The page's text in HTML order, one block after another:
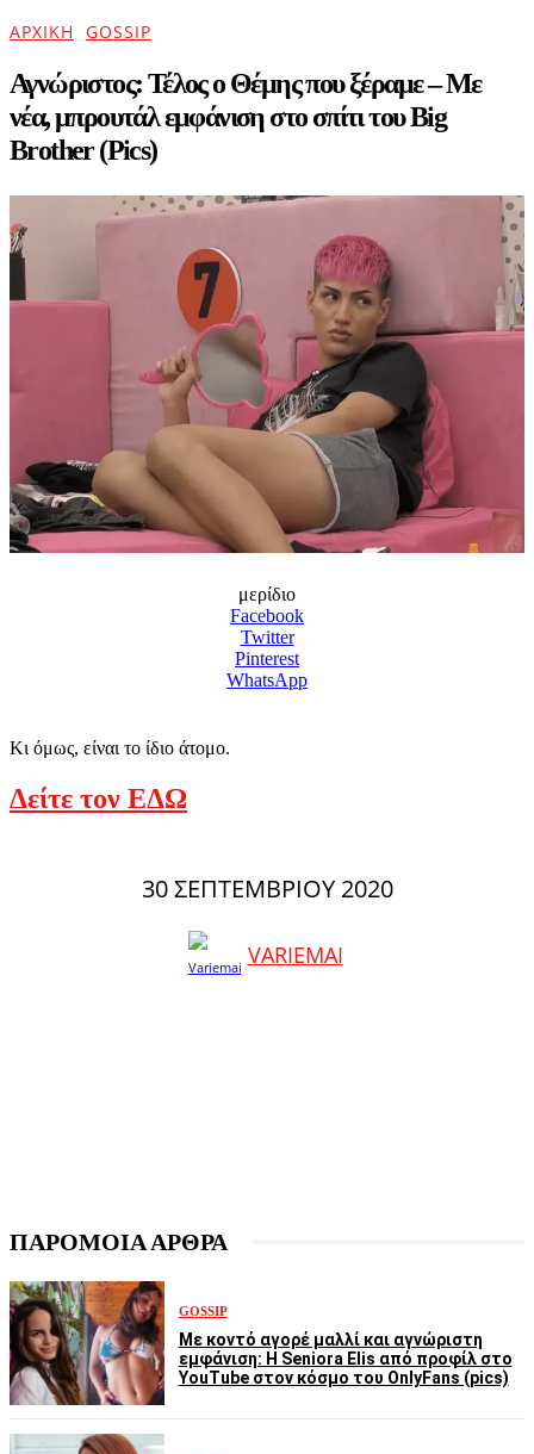
ΑΡΧΙΚΉ GOSSIP
Αγνώριστος: Τέλος ο Θέμης που ξέραμε – Με
νέα, μπρουτάλ εμφάνιση στο σπίτι του Βig
Brother (Pics)
μερίδιο
Facebook
Twitter
Pinterest
WhatsApp
Κι όμως, είναι το ίδιο άτομο.
Δείτε τον ΕΔΩ
30 ΣΕΠΤΕΜΒΡΊΟΥ 2020
VARIEMAI
ΠΑΡΟΜΟΙΑ ΑΡΘΡΑ
GOSSIP
Με κοντό αγορέ μαλλί και αγνώριστη
εμφάνιση: Η Seniora Elis από προφίλ στο
YouTube στον κόσμο του OnlyFans (pics)